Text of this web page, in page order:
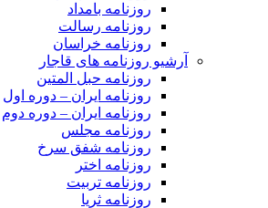
روزنامه بامداد
روزنامه رسالت
روزنامه خراسان
آرشیو روزنامه های قاجار
روزنامه حبل المتین
روزنامه ایران – دوره اول
روزنامه ایران – دوره دوم
روزنامه مجلس
روزنامه شفق سرخ
روزنامه اختر
روزنامه تربیت
روزنامه ثریا